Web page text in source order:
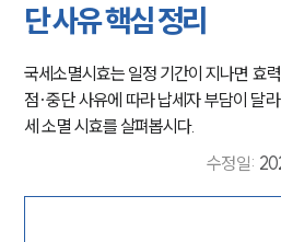
단 사유 핵심 정리
국세소멸시효는 일정 기간이 지나면 효
점·중단 사유에 따라 납세자 부담이 달
세 소멸 시효를 살펴봅시다.
수정일: